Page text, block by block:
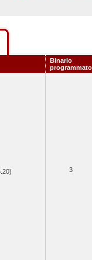
Binario
programmato
3